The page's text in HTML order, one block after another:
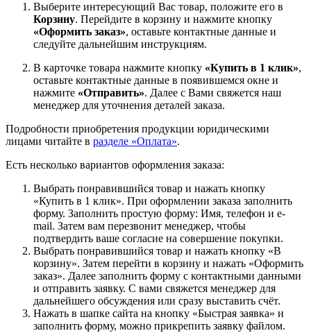
Выберите интересующий Вас товар, положите его в
Корзину. Перейдите в корзину и нажмите кнопку
«Оформить заказ», оставьте контактные данные и
следуйте дальнейшим инструкциям.
В карточке товара нажмите кнопку «Купить в 1 клик»,
оставьте контактные данные в появившемся окне и
нажмите «Отправить». Далее с Вами свяжется наш
менеджер для уточнения деталей заказа.
Подробности приобретения продукции юридическими
лицами читайте в разделе «Оплата».
Есть несколько вариантов оформления заказа:
Выбрать понравившийся товар и нажать кнопку
«Купить в 1 клик». При оформлении заказа заполнить
форму. Заполнить простую форму: Имя, телефон и e-
mail. Затем вам перезвонит менеджер, чтобы
подтвердить ваше согласие на совершение покупки.
Выбрать понравившийся товар и нажать кнопку «В
корзину». Затем перейти в корзину и нажать «Оформить
заказ». Далее заполнить форму с контактными данными
и отправить заявку. С вами свяжется менеджер для
дальнейшего обсуждения или сразу выставить счёт.
Нажать в шапке сайта на кнопку «Быстрая заявка» и
заполнить форму, можно прикрепить заявку файлом.